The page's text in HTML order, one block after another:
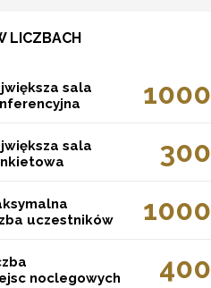
LICZBACH
sala
1000
sala
300
uczestników
1000
noclegowych
400